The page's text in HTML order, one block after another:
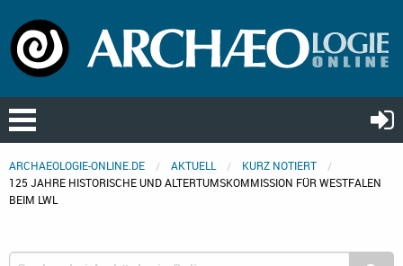
ARCHAEOLOGIE-ONLINE.DE AKTUELL
KURZ NOTIERT
125 JAHRE HISTORISCHE UND ALTERTUMSKOMMISSION FÜR WESTFALEN
BEIM LWL